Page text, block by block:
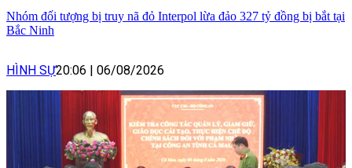
Nhóm đối tượng bị truy nã đỏ Interpol lừa đảo 327 tỷ đồng bị bắt tại
Bắc Ninh
HÌNH SỰ20:06 06/08/2026